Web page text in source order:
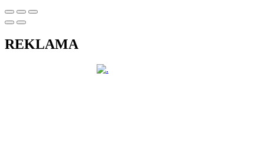
REKLAMA